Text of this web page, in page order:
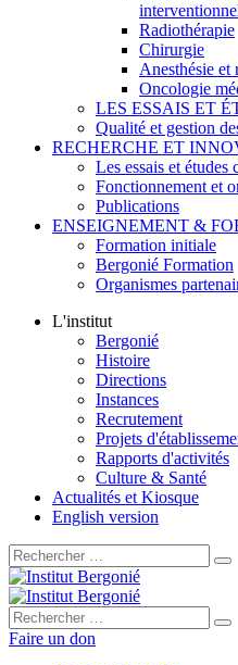
Radiothérapie
Chirurgie
Anesthésie et
Oncologie
LES ESSAIS ET
Qualité et gestion
RECHERCHE ET
Les essais et études
Fonctionnement et
Publications
ENSEIGNEMENT &
Formation initiale
Bergonié Formation
Organismes
L'institut
Bergonié
Histoire
Directions
Instances
Recrutement
Projets
Rapports d'activités
Culture & Santé
Actualités et Kiosque
English version
Rechercher :
Rechercher :
Faire un don